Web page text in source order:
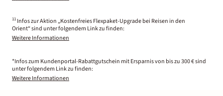
11 Infos zur Aktion „Kostenfreies Flexpaket-Upgrade bei Reisen in den
Orient“ sind unter folgendem Link zu finden:
Weitere Informationen
*Infos zum Kundenportal-Rabattgutschein mit Ersparnis von bis zu 300 € sind
unter folgendem Link zu finden:
Weitere Informationen